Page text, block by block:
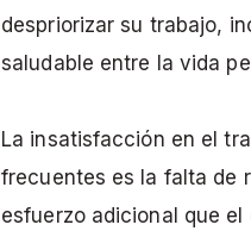
despriorizar su trabajo,
saludable entre la vida
La insatisfacción en el
frecuentes es la falta de
esfuerzo adicional que